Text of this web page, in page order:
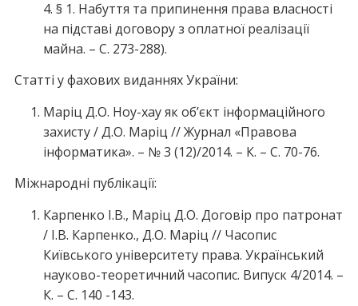
4. § 1. Набуття та припинення права власності
на підставі договору з оплатної реалізації
майна. – С. 273-288).
Статті у фахових виданнях України:
Маріц Д.О. Ноу-хау як об’єкт інформаційного
захисту / Д.О. Маріц // Журнал «Правова
інформатика». – № 3 (12)/2014. – К. – С. 70-76.
Міжнародні публікації:
Карпенко І.В., Маріц Д.О. Договір про патронат
/ І.В. Карпенко., Д.О. Маріц // Часопис
Київського університету права. Український
науково-теоретичний часопис. Випуск 4/2014. –
К. – С. 140 -143.